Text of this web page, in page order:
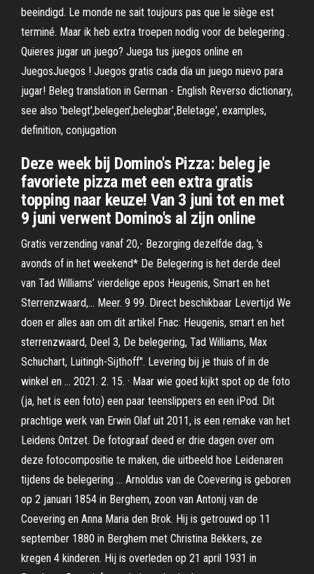
beeindigd. Le monde ne sait toujours pas que le siège est
terminé. Maar ik heb extra troepen nodig voor de belegering .
Quieres jugar un juego? Juega tus juegos online en
JuegosJuegos ! Juegos gratis cada día un juego nuevo para
jugar! Beleg translation in German - English Reverso dictionary,
see also 'belegt',belegen',belegbar',Beletage', examples,
definition, conjugation
Deze week bij Domino's Pizza: beleg je
favoriete pizza met een extra gratis
topping naar keuze! Van 3 juni tot en met
9 juni verwent Domino's al zijn online
Gratis verzending vanaf 20,- Bezorging dezelfde dag, 's
avonds of in het weekend* De Belegering is het derde deel
van Tad Williams’ vierdelige epos Heugenis, Smart en het
Sterrenzwaard,… Meer. 9 99. Direct beschikbaar Levertijd We
doen er alles aan om dit artikel Fnac: Heugenis, smart en het
sterrenzwaard, Deel 3, De belegering, Tad Williams, Max
Schuchart, Luitingh-Sijthoff". Levering bij je thuis of in de
winkel en … 2021. 2. 15. · Maar wie goed kijkt spot op de foto
(ja, het is een foto) een paar teenslippers en een iPod. Dit
prachtige werk van Erwin Olaf uit 2011, is een remake van het
Leidens Ontzet. De fotograaf deed er drie dagen over om
deze fotocompositie te maken, die uitbeeld hoe Leidenaren
tijdens de belegering … Arnoldus van de Coevering is geboren
op 2 januari 1854 in Berghem, zoon van Antonij van de
Coevering en Anna Maria den Brok. Hij is getrouwd op 11
september 1880 in Berghem met Christina Bekkers, ze
kregen 4 kinderen. Hij is overleden op 21 april 1931 in